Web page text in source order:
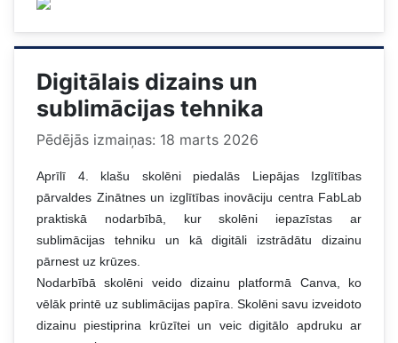
Digitālais dizains un
sublimācijas tehnika
Pēdējās izmaiņas: 18 marts 2026
Aprīlī 4. klašu skolēni piedalās Liepājas Izglītības
pārvaldes Zinātnes un izglītības inovāciju centra FabLab
praktiskā nodarbībā, kur skolēni iepazīstas ar
sublimācijas tehniku un kā digitāli izstrādātu dizainu
pārnest uz krūzes.
Nodarbībā skolēni veido dizainu platformā Canva, ko
vēlāk printē uz sublimācijas papīra. Skolēni savu izveidoto
dizainu piestiprina krūzītei un veic digitālo apdruku ar